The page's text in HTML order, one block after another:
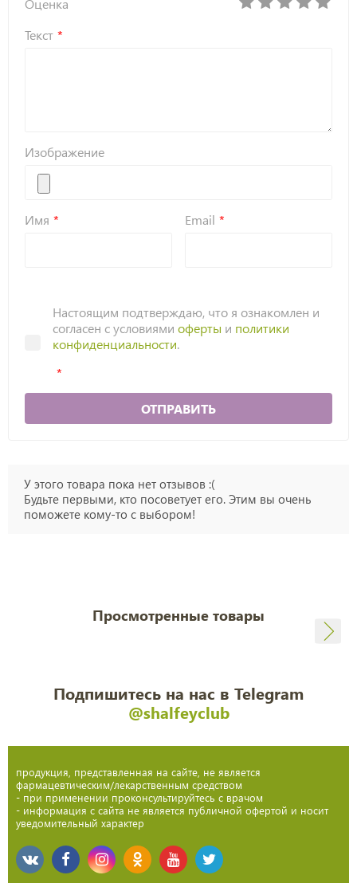
Оценка
Текст
Изображение
Имя Email
Настоящим подтверждаю, что я ознакомлен и
согласен с условиями оферты и политики
конфиденциальности.
ОТПРАВИТЬ
У этого товара пока нет отзывов :(
Будьте первыми, кто посоветует его. Этим вы очень
поможете кому-то с выбором!
Просмотренные товары
Подпишитесь на нас в Telegram
@shalfeyclub
продукция, представленная на сайте, не является
фармацевтическим/лекарственным средством
- при применении проконсультируйтесь с врачом
- информация с сайта не является публичной офертой и носит
уведомительный характер